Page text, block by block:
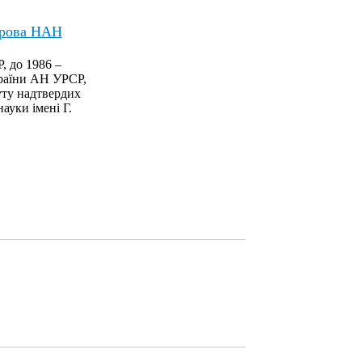
НАН
до 1986 –
АН УРСР,
надтвердих
імені Г.